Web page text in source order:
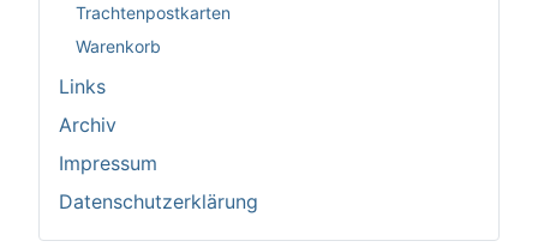
Trachtenpostkarten
Warenkorb
Links
Archiv
Impressum
Datenschutzerklärung